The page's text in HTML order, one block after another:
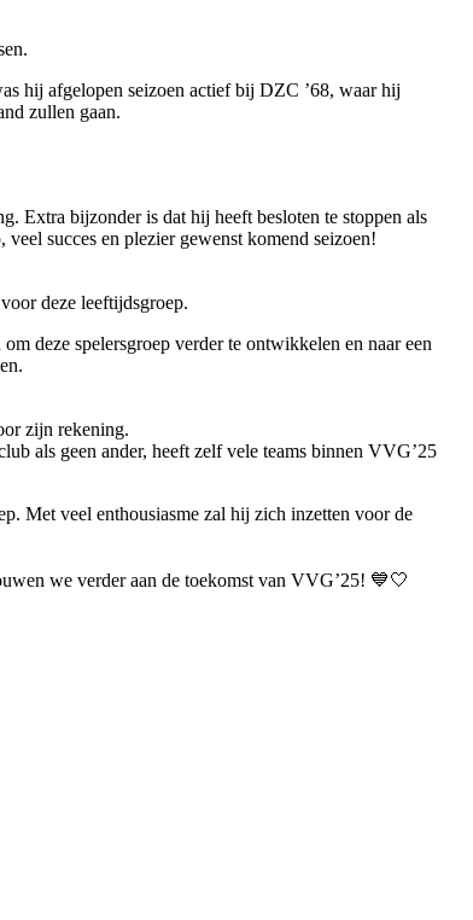
hij afgelopen seizoen actief bij DZC ’68, waar hij
zullen gaan.
Extra bijzonder is dat hij heeft besloten te stoppen als
succes en plezier gewenst komend seizoen!
deze leeftijdsgroep.
deze spelersgroep verder te ontwikkelen en naar een
zijn rekening.
als geen ander, heeft zelf vele teams binnen VVG’25
Met veel enthousiasme zal hij zich inzetten voor de
we verder aan de toekomst van VVG’25! 💙🤍